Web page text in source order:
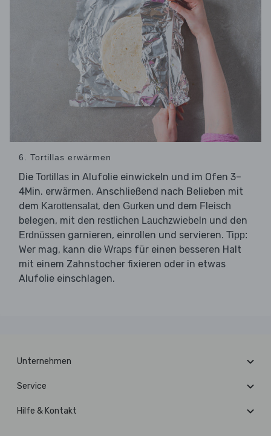
6. Tortillas erwärmen
Die Tortillas in Alufolie einwickeln und im Ofen 3–
4Min. erwärmen. Anschließend nach Belieben mit
dem Karottensalat, den Gurken und dem Fleisch
belegen, mit den restlichen Lauchzwiebeln und den
Erdnüssen garnieren, einrollen und servieren. Tipp:
Wer mag, kann die Wraps für einen besseren Halt
mit einem Zahnstocher fixieren oder in etwas
Alufolie einschlagen.
Unternehmen
Service
Hilfe & Kontakt